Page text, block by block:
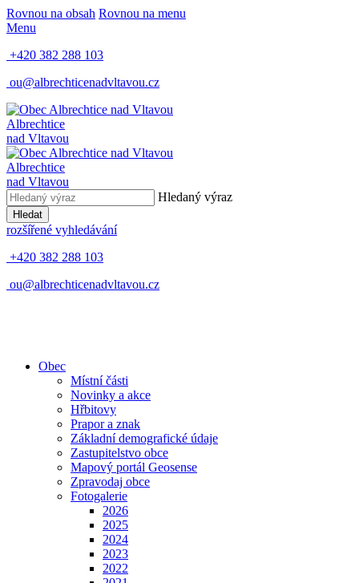
Rovnou na obsah Rovnou na menu
Menu
+420 382 288 103
ou@albrechticenadvltavou.cz
Albrechtice
nad Vltavou
Albrechtice
nad Vltavou
Hledaný výraz
Hledat
rozšířené vyhledávání
+420 382 288 103
ou@albrechticenadvltavou.cz
Obec
Místní části
Novinky a akce
Hřbitovy
Prapor a znak
Základní demografické údaje
Zastupitelstvo obce
Mapový portál Geosense
Zpravodaj obce
Fotogalerie
2026
2025
2024
2023
2022